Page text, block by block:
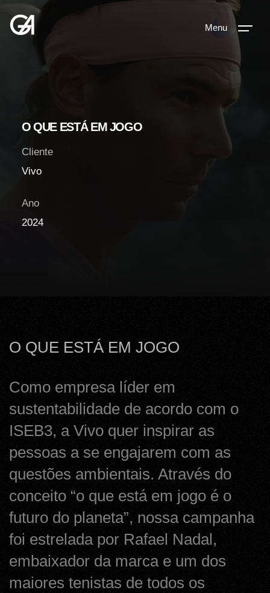
Menu
O QUE ESTÁ EM JOGO
Cliente
Vivo
Ano
2024
O QUE ESTÁ EM JOGO
Como empresa líder em
sustentabilidade de acordo com o
ISEB3, a Vivo quer inspirar as
pessoas a se engajarem com as
questões ambientais. Através do
conceito “o que está em jogo é o
futuro do planeta”, nossa campanha
foi estrelada por Rafael Nadal,
embaixador da marca e um dos
maiores tenistas de todos os